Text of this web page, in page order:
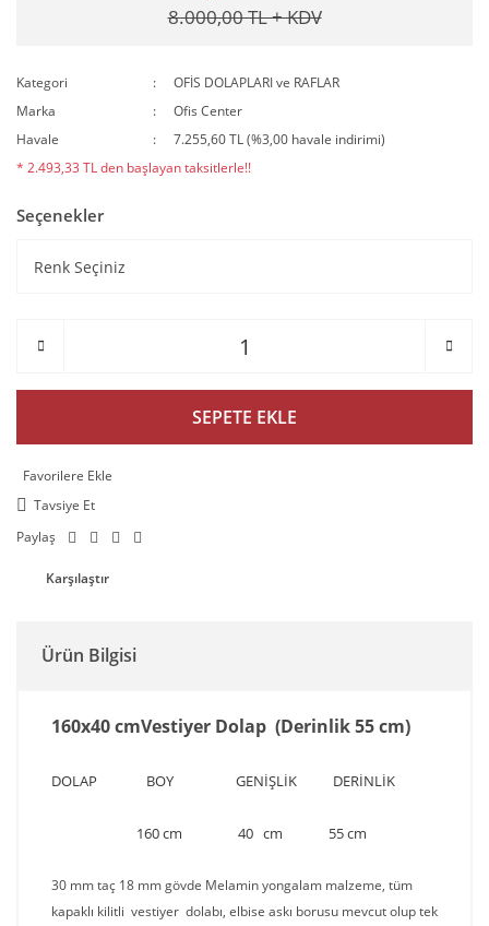
8.000,00 TL + KDV
Kategori
OFİS DOLAPLARI ve RAFLAR
Marka
Ofis Center
Havale
7.255,60 TL (%3,00 havale indirimi)
* 2.493,33 TL den başlayan taksitlerle!!
Seçenekler
SEPETE EKLE
Tavsiye Et
Paylaş
Karşılaştır
Ürün Bilgisi
160x40 cmVestiyer Dolap (Derinlik 55 cm)
DOLAP BOY GENİŞLİK DERİNLİK
160 cm 40 cm 55 cm
30 mm taç 18 mm gövde Melamin yongalam malzeme, tüm
kapaklı kilitli vestiyer dolabı, elbise askı borusu mevcut olup tek